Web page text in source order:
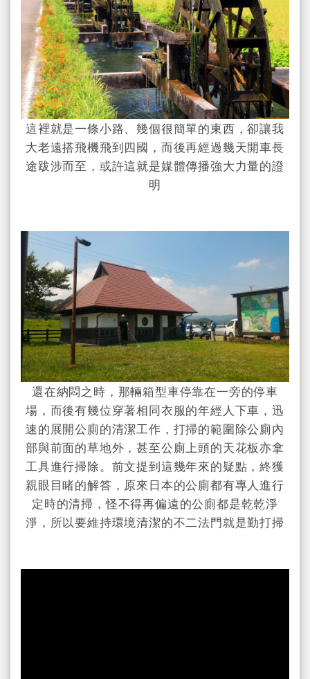
這裡就是一條小路、幾個很簡單的東西，卻讓我
大老遠搭飛機飛到四國，而後再經過幾天開車長
途跋涉而至，或許這就是媒體傳播強大力量的證
明
還在納悶之時，那輛箱型車停靠在一旁的停車
場，而後有幾位穿著相同衣服的年經人下車，迅
速的展開公廁的清潔工作，打掃的範圍除公廁內
部與前面的草地外，甚至公廁上頭的天花板亦拿
工具進行掃除。前文提到這幾年來的疑點，終獲
親眼目睹的解答，原來日本的公廁都有專人進行
定時的清掃，怪不得再偏遠的公廁都是乾乾淨
淨，所以要維持環境清潔的不二法門就是勤打掃